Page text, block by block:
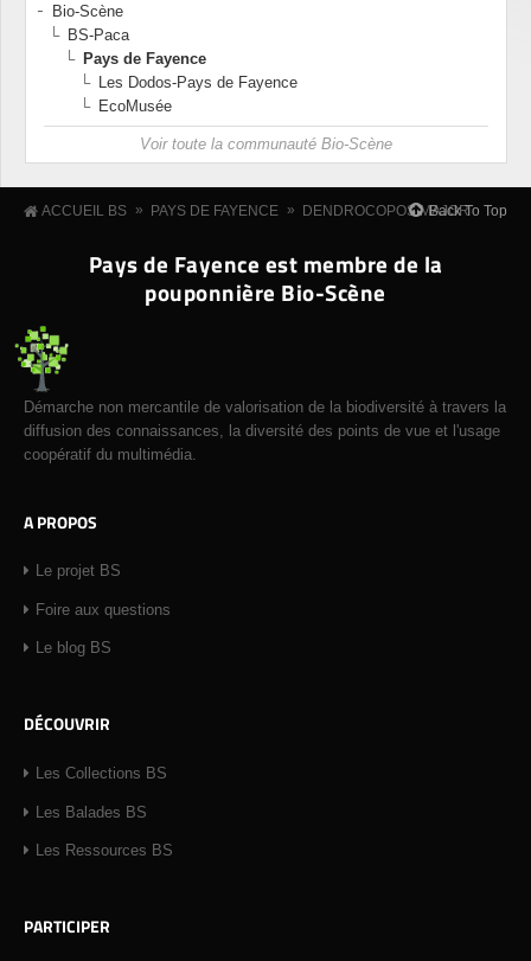
Bio-Scène
BS-Paca
Pays de Fayence
Les Dodos-Pays de Fayence
EcoMusée
Voir toute la communauté Bio-Scène
ACCUEIL BS » PAYS DE FAYENCE » DENDROCOPOS MAJORBack To Top
Pays de Fayence est membre de la
pouponnière Bio-Scène
Démarche non mercantile de valorisation de la biodiversité à travers la
diffusion des connaissances, la diversité des points de vue et l'usage
coopératif du multimédia.
A PROPOS
Le projet BS
Foire aux questions
Le blog BS
DÉCOUVRIR
Les Collections BS
Les Balades BS
Les Ressources BS
PARTICIPER